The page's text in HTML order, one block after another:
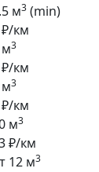
м3 (min)
км
3
км
3
км
м3
₽/км
12 м3